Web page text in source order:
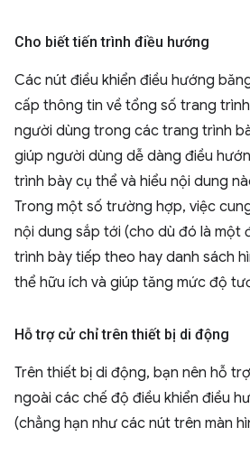
Cho biết tiến trình điều hướng
Các nút điều khiển điều hướng
cấp thông tin về tổng số trang
người dùng trong các trang trình
giúp người dùng dễ dàng điều
trình bày cụ thể và hiểu nội dung
Trong một số trường hợp, việc
nội dung sắp tới (cho dù đó là một
trình bày tiếp theo hay danh sách
thể hữu ích và giúp tăng mức độ
Hỗ trợ cử chỉ trên thiết bị di động
Trên thiết bị di động, bạn nên hỗ
ngoài các chế độ điều khiển điều
(chẳng hạn như các nút trên màn